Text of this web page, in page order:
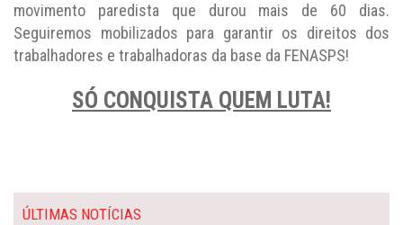
movimento paredista que durou mais de 60 dias.
Seguiremos mobilizados para garantir os direitos dos
trabalhadores e trabalhadoras da base da FENASPS!
SÓ CONQUISTA QUEM LUTA!
ÚLTIMAS NOTÍCIAS